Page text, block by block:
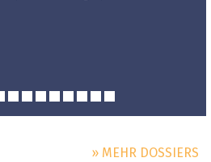
» MEHR DOSSIERS